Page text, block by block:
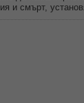
и смърт,